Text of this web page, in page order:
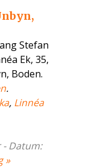
Stefan
Ek, 35,
Boden.
.
, Linnéa
Datum:
»